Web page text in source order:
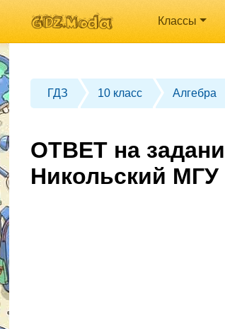
Классы
ГДЗ 10 класс Алгебра
ОТВЕТ на
Никольский